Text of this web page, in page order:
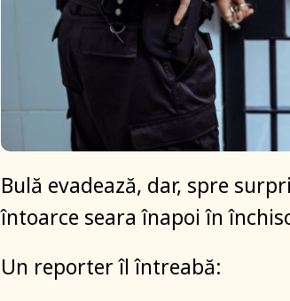
Bulă evadează, dar, spre
întoarce seara înapoi în
Un reporter îl întreabă: